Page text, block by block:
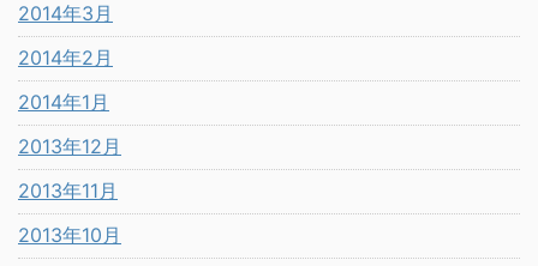
2014年3月
2014年2月
2014年1月
2013年12月
2013年11月
2013年10月